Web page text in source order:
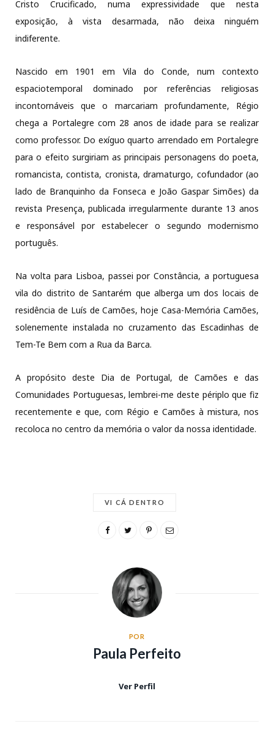
Cristo Crucificado, numa expressividade que nesta
exposição, à vista desarmada, não deixa ninguém
indiferente.
Nascido em 1901 em Vila do Conde, num contexto
espaciotemporal dominado por referências religiosas
incontornáveis que o marcariam profundamente, Régio
chega a Portalegre com 28 anos de idade para se realizar
como professor. Do exíguo quarto arrendado em Portalegre
para o efeito surgiriam as principais personagens do poeta,
romancista, contista, cronista, dramaturgo, cofundador (ao
lado de Branquinho da Fonseca e João Gaspar Simões) da
revista Presença, publicada irregularmente durante 13 anos
e responsável por estabelecer o segundo modernismo
português.
Na volta para Lisboa, passei por Constância, a portuguesa
vila do distrito de Santarém que alberga um dos locais de
residência de Luís de Camões, hoje Casa-Memória Camões,
solenemente instalada no cruzamento das Escadinhas de
Tem-Te Bem com a Rua da Barca.
A propósito deste Dia de Portugal, de Camões e das
Comunidades Portuguesas, lembrei-me deste périplo que fiz
recentemente e que, com Régio e Camões à mistura, nos
recoloca no centro da memória o valor da nossa identidade.
VI CÁ DENTRO
POR
Paula Perfeito
Ver Perfil